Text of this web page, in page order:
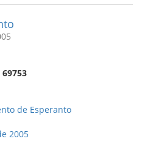
69753
de Esperanto
2005